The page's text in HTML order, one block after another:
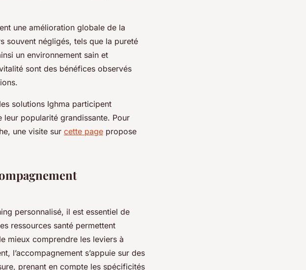
une amélioration globale de la
souvent négligés, tels que la pureté
un environnement sain et
sont des bénéfices observés
solutions Ighma participent
leur popularité grandissante. Pour
une visite sur cette page propose
personnalisé, il est essentiel de
ressources santé permettent
mieux comprendre les leviers à
l’accompagnement s’appuie sur des
prenant en compte les spécificités